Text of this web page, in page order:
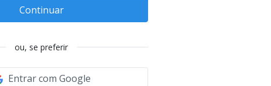
Continuar
ou, se preferir
Entrar com Google